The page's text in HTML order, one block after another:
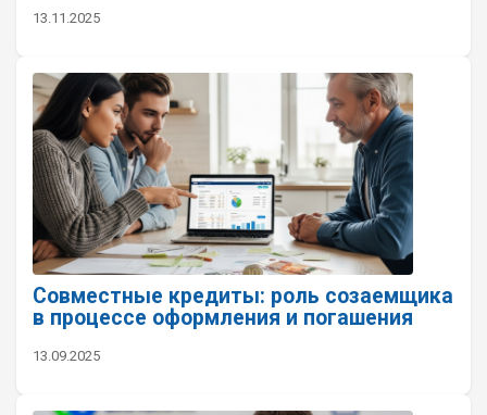
13.11.2025
Совместные кредиты: роль созаемщика
в процессе оформления и погашения
13.09.2025